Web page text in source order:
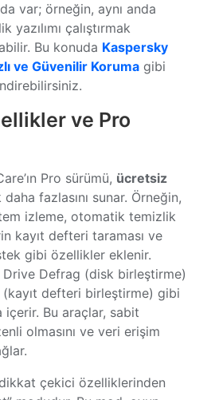
var; örneğin, aynı anda
çalıştırmak
Bu konuda Kaspersky
ve Güvenilir Koruma gibi
ve Pro
Pro sürümü, ücretsiz
fazlasını sunar. Örneğin,
izleme, otomatik temizlik
kayıt defteri taraması ve
gibi özellikler eklenir.
Drive Defrag (disk birleştirme)
defteri birleştirme) gibi
içerir. Bu araçlar, sabit
olmasını ve veri erişim
çekici özelliklerinden